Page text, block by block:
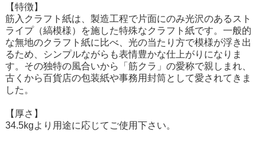
【特徴】
筋入クラフト紙は、製造工程で片面にのみ光沢のあるスト
ライプ（縞模様）を施した特殊なクラフト紙です。一般的
な無地のクラフト紙に比べ、光の当たり方で模様が浮き出
るため、シンプルながらも表情豊かな仕上がりになりま
す。その独特の風合いから「筋クラ」の愛称で親しまれ、
古くから百貨店の包装紙や事務用封筒として愛されてきま
した。
【厚さ】
34.5kgより用途に応じてご使用下さい。